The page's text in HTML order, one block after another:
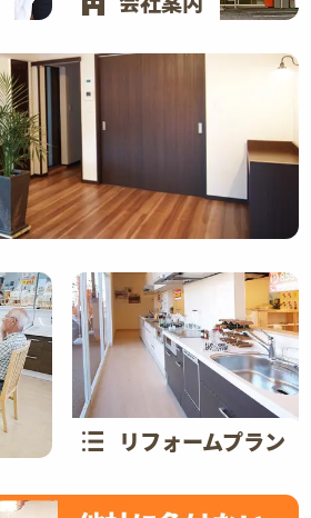
リフォームプラン